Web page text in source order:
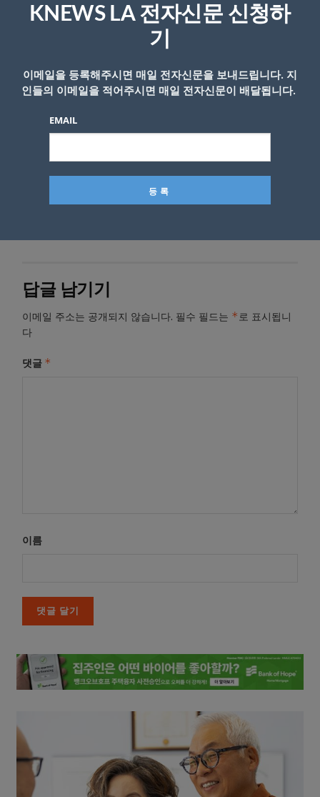
답글 남기기
이메일 주소는 공개되지 않습니다. 필수 필드는 *로 표시됩니
다
댓글 *
이름
KNEWS LA 전자신문 신청하
기
이메일을 등록해주시면 매일 전자신문을 보내드립니다. 지
인들의 이메일을 적어주시면 매일 전자신문이 배달됩니다.
EMAIL